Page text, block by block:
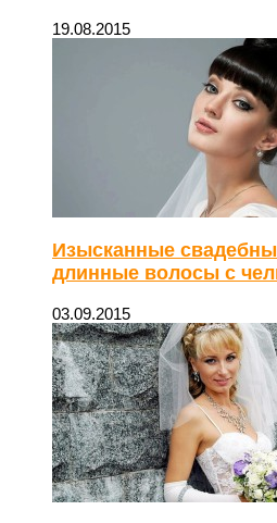
19.08.2015
Изысканные
длинные волосы с
03.09.2015